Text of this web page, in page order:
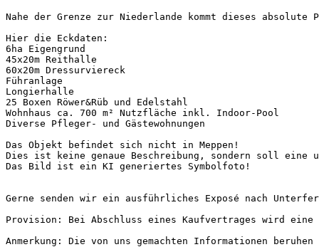
Nahe der Grenze zur Niederlande kommt dieses
Hier die Eckdaten:
6ha Eigengrund
45x20m Reithalle
60x20m Dressurviereck
Führanlage
Longierhalle
25 Boxen Röwer&Rüb und Edelstahl
Wohnhaus ca. 700 m² Nutzfläche inkl. Indoor-Pool
Diverse Pfleger- und Gästewohnungen
Das Objekt befindet sich nicht in Meppen!
Dies ist keine genaue Beschreibung, sondern soll eine
Das Bild ist ein KI generiertes Symbolfoto!
Gerne senden wir ein ausführliches Exposé nach
Provision: Bei Abschluss eines Kaufvertrages wird
Anmerkung: Die von uns gemachten Informationen